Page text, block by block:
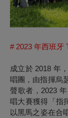
# 2023 年西班牙
成立於 2018 年
唱團，由指揮烏
聲歌者，2023
唱大賽獲得「指
以黑馬之姿在合